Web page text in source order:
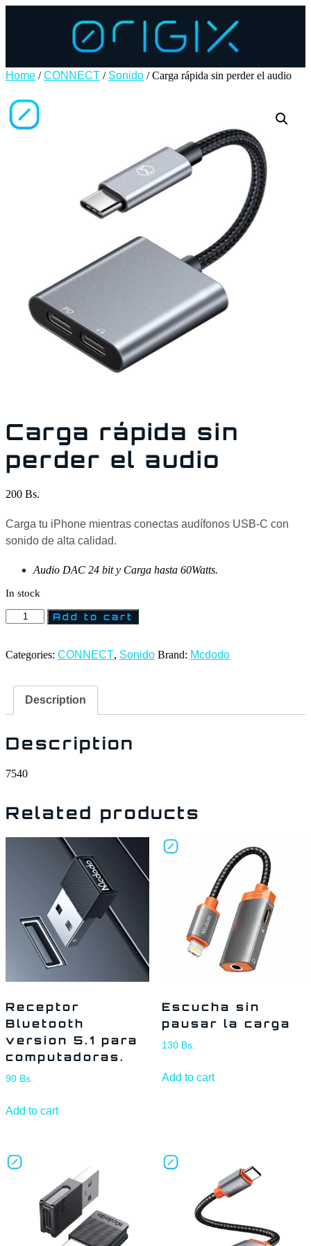
Home /CONNECT / Sonido / Carga rápida sin perder el audio
Carga rápida sin
perder el audio
200 Bs.
Carga tu iPhone mientras conectas audífonos USB-C con
sonido de alta calidad.
Audio DAC 24 bit y Carga hasta 60Watts.
In stock
Add to cart
Categories: CONNECT, Sonido Brand: Mcdodo
Description
Description
7540
Related products
Receptor
Bluetooth
version 5.1 para
computadoras.
90 Bs.
Add to cart
Escucha sin
pausar la carga
130 Bs.
Add to cart